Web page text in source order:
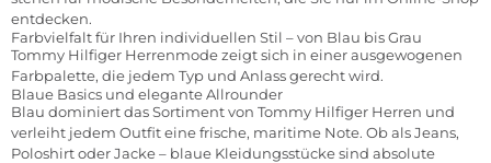
entdecken.
Farbvielfalt für Ihren individuellen Stil – von Blau bis Grau
Tommy Hilfiger Herrenmode zeigt sich in einer ausgewogenen
Farbpalette, die jedem Typ und Anlass gerecht wird.
Blaue Basics und elegante Allrounder
Blau dominiert das Sortiment von Tommy Hilfiger Herren und
verleiht jedem Outfit eine frische, maritime Note. Ob als Jeans,
Poloshirt oder Jacke – blaue Kleidungsstücke sind absolute